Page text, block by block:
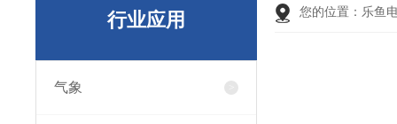
行业应用
气象
您的位置： 乐鱼